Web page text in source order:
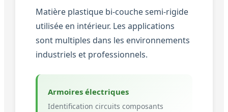
Matière plastique bi-couche semi-rigide
utilisée en intérieur. Les applications
sont multiples dans les environnements
industriels et professionnels.
Armoires électriques
Identification circuits composants